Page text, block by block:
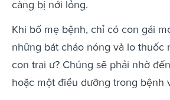
càng bị nới lỏng.
Khi bố mẹ bệnh, chỉ có con gái
những bát cháo nóng và lo thuốc
con trai ư? Chúng sẽ phải nhờ
hoặc một điều dưỡng trong bệnh